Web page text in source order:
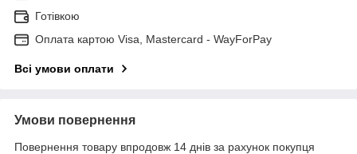
Готівкою
Оплата картою Visa, Mastercard - WayForPay
Всі умови оплати
Умови повернення
Повернення товару впродовж 14 днів за рахунок покупця